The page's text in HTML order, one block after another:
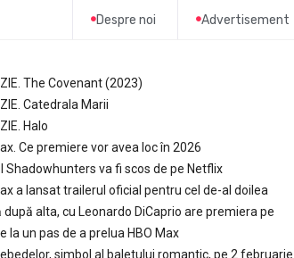
Despre noi Advertisement
The Covenant (2023)
Catedrala Marii
Halo
Ce premiere vor avea loc în 2026
Shadowhunters va fi scos de pe Netflix
a lansat trailerul oficial pentru cel de-al doilea
după alta, cu Leonardo DiCaprio are premiera pe
la un pas de a prelua HBO Max
simbol al baletului romantic, pe 2